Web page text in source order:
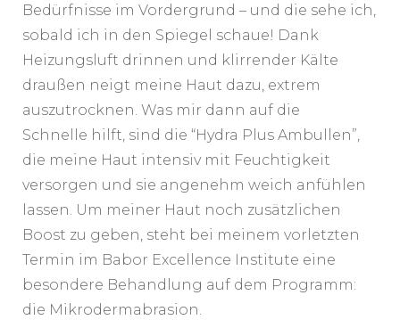
Bedürfnisse im Vordergrund – und die sehe ich,
sobald ich in den Spiegel schaue! Dank
Heizungsluft drinnen und klirrender Kälte
draußen neigt meine Haut dazu, extrem
auszutrocknen. Was mir dann auf die
Schnelle hilft, sind die “Hydra Plus Ambullen”,
die meine Haut intensiv mit Feuchtigkeit
versorgen und sie angenehm weich anfühlen
lassen. Um meiner Haut noch zusätzlichen
Boost zu geben, steht bei meinem vorletzten
Termin im Babor Excellence Institute eine
besondere Behandlung auf dem Programm:
die Mikrodermabrasion.